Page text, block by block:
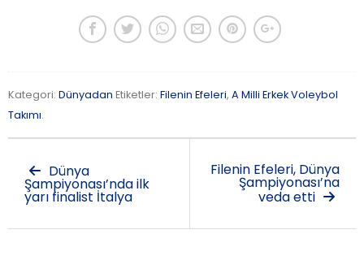
Kategori: Dünyadan Etiketler: Filenin Efeleri, A Milli Erkek Voleybol
Takımı.
Dünya
Şampiyonası’nda ilk
yarı finalist İtalya
Filenin Efeleri, Dünya
Şampiyonası’na
veda etti